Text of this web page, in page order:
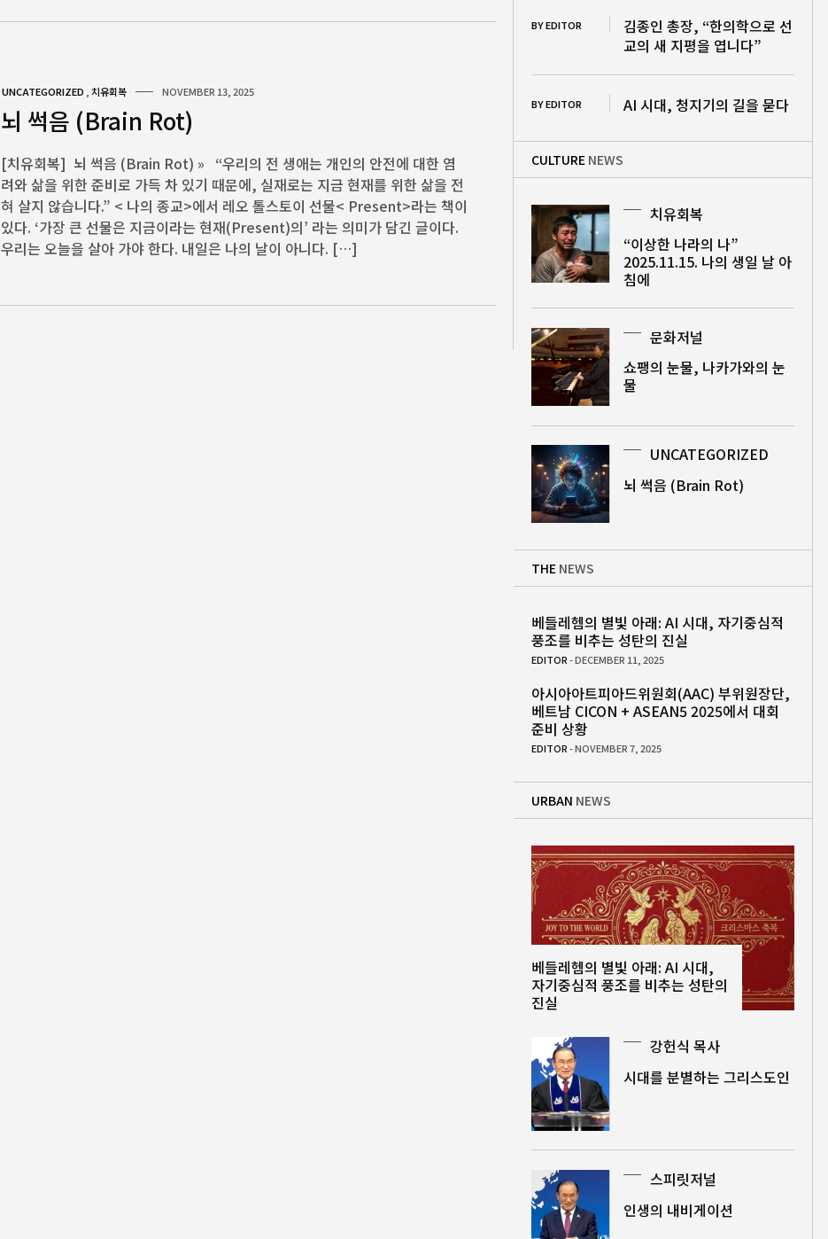
UNCATEGORIZED ,치유회복 NOVEMBER 13, 2025
뇌 썩음 (Brain Rot)
[치유회복] 뇌 썩음 (Brain Rot) » “우리의 전 생애는 개인의 안전에 대한 염
려와 삶을 위한 준비로 가득 차 있기 때문에, 실재로는 지금 현재를 위한 삶을 전
혀 살지 않습니다.” < 나의 종교>에서 레오 톨스토이 선물< Present>라는 책이
있다. ‘가장 큰 선물은 지금이라는 현재(Present)의’ 라는 의미가 담긴 글이다.
우리는 오늘을 살아 가야 한다. 내일은 나의 날이 아니다. […]
BY EDITOR
김종인 총장, “한의학으로 선
교의 새 지평을 엽니다”
BY EDITOR AI 시대, 청지기의 길을 묻다
CULTURE NEWS
치유회복
“이상한 나라의 나”
2025.11.15. 나의 생일 날 아
침에
문화저널
쇼팽의 눈물, 나카가와의 눈
물
UNCATEGORIZED
뇌 썩음 (Brain Rot)
THE NEWS
베들레헴의 별빛 아래: AI 시대, 자기중심적
풍조를 비추는 성탄의 진실
EDITOR- DECEMBER 11, 2025
아시아아트피아드위원회(AAC) 부위원장단,
베트남 CICON + ASEAN5 2025에서 대회
준비 상황
EDITOR- NOVEMBER 7, 2025
URBAN NEWS
베들레헴의 별빛 아래: AI 시대,
자기중심적 풍조를 비추는 성탄의
진실
강헌식 목사
시대를 분별하는 그리스도인
스피릿저널
인생의 내비게이션